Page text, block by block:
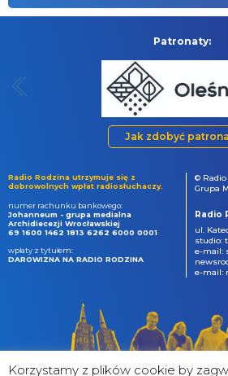
Patronaty:
Jak zdobyć
Radio Rodzina utrzymuje się z
dobrowolnych wpłat radiosłuchaczy.
numer rachunku bankowego:
Johanneum - grupa medialna
Archidiecezji Wrocławskiej
69 1600 1462 1813 6262 6000 0001
wpłaty z tytułem:
DAROWIZNA NA RADIO RODZINA
© Radio
Grupa
Radio
ul.
studio:
e-mail:
e-mail:
Korzystamy z plików cookie by